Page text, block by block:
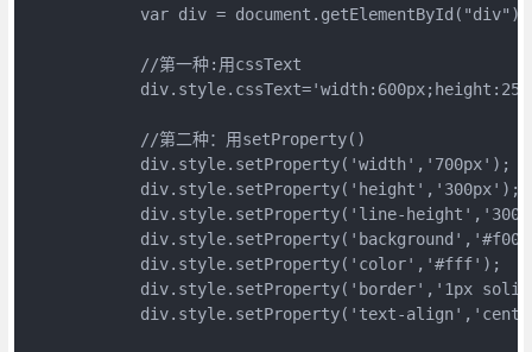
            var div = document.getElementById("div");
            //第一种:用cssText
            //第二种：用setProperty()
            div.style.setProperty('width','700px');
            div.style.setProperty('height','300px');
div.style.setProperty('line-
            div.style.setProperty('color','#fff');
div.style.setProperty('border','1px
div.style.setProperty('text-